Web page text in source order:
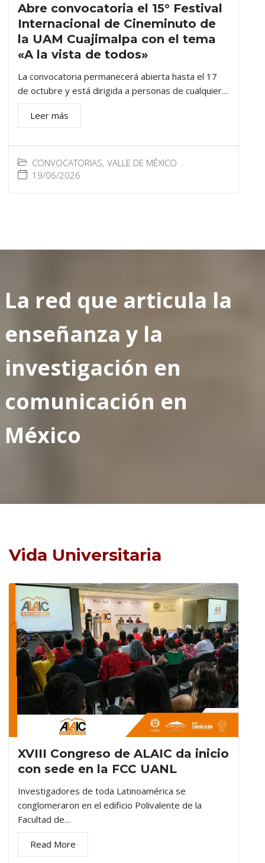
Abre convocatoria el 15° Festival
Internacional de Cineminuto de
la UAM Cuajimalpa con el tema
«A la vista de todos»
CONVOCATORIAS, VALLE DE MÉXICO
19/06/2026
La convocatoria permanecerá abierta hasta el 17
de octubre y está dirigida a personas de cualquier…
Leer más
La red que articula la
enseñanza y la
investigación en
comunicación en
México
Vida Universitaria
XVIII Congreso de ALAIC da inicio
con sede en la FCC UANL
Investigadores de toda Latinoamérica se
conglomeraron en el edificio Polivalente de la
Facultad de…
Read More